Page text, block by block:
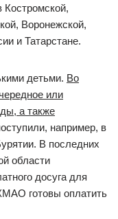
Костромской,
Воронежской,
и Татарстане.
детьми. Во
или
а также
например, в
В последних
области
досуга для
готовы оплатить